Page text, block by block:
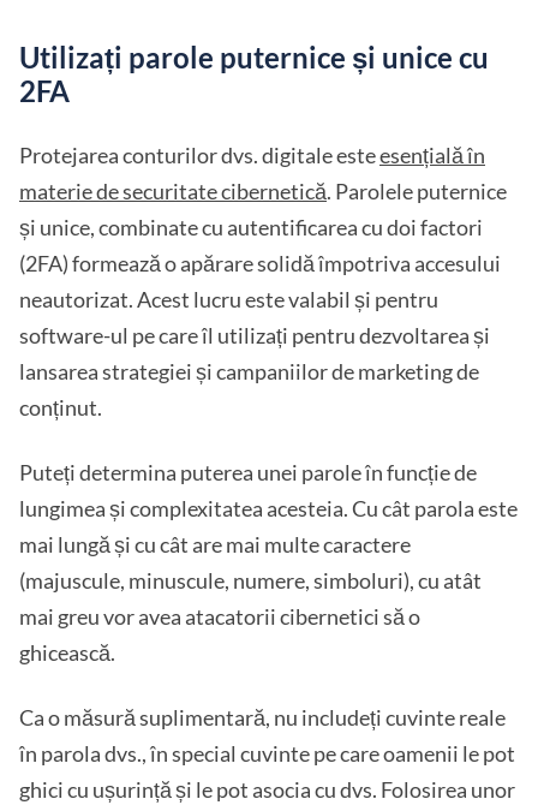
Utilizați parole puternice și unice cu
2FA
Protejarea conturilor dvs. digitale esteesențială în
materie de securitate cibernetică. Parolele puternice
și unice, combinate cu autentificarea cu doi factori
(2FA) formează o apărare solidă împotriva accesului
neautorizat. Acest lucru este valabil și pentru
software-ul pe care îl utilizați pentru dezvoltarea și
lansarea strategiei și campaniilor de marketing de
conținut.
Puteți determina puterea unei parole în funcție de
lungimea și complexitatea acesteia. Cu cât parola este
mai lungă și cu cât are mai multe caractere
(majuscule, minuscule, numere, simboluri), cu atât
mai greu vor avea atacatorii cibernetici să o
ghicească.
Ca o măsură suplimentară, nu includeți cuvinte reale
în parola dvs., în special cuvinte pe care oamenii le pot
ghici cu ușurință și le pot asocia cu dvs. Folosirea unor